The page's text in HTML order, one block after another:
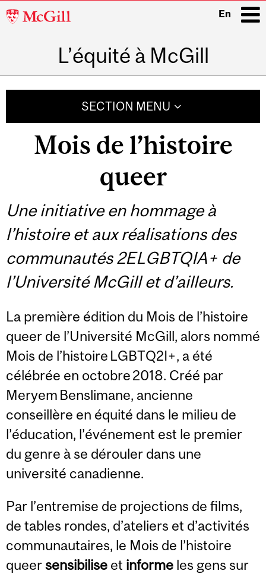
McGill
En
L’équité à McGill
SECTION MENU
Mois de l’histoire
queer
Une initiative en hommage à
l’histoire et aux réalisations des
communautés 2ELGBTQIA+ de
l’Université McGill et d’ailleurs.
La première édition du Mois de l’histoire
queer de l’Université McGill, alors nommé
Mois de l’histoire LGBTQ2I+, a été
célébrée en octobre 2018. Créé par
Meryem Benslimane, ancienne
conseillère en équité dans le milieu de
l’éducation, l’événement est le premier
du genre à se dérouler dans une
université canadienne.
Par l’entremise de projections de films,
de tables rondes, d’ateliers et d’activités
communautaires, le Mois de l’histoire
queersensibilise et informe les gens sur